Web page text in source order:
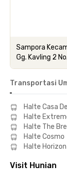
Sampora
Gg. Kavling 2
Transportasi
Halte Casa
Halte
Halte The
Halte Cosmo
Halte
Visit Hunian